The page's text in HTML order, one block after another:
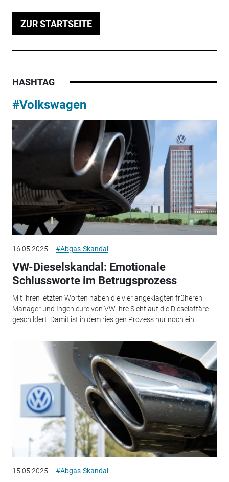
ZUR STARTSEITE
HASHTAG
#Volkswagen
16.05.2025 #Abgas-Skandal
VW-Dieselskandal: Emotionale
Schlussworte im Betrugsprozess
Mit ihren letzten Worten haben die vier angeklagten früheren
Manager und Ingenieure von VW ihre Sicht auf die Dieselaffäre
geschildert. Damit ist in dem riesigen Prozess nur noch ein...
15.05.2025 #Abgas-Skandal